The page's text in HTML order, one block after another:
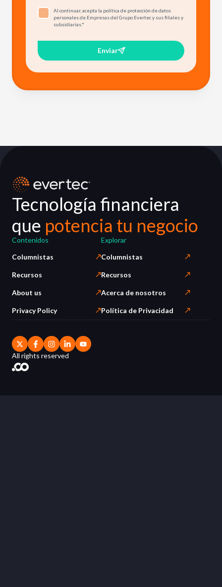
Al continuar, acepta la política de protección de datos
personales de Empresas del Grupo Evertec y sus filiales y
subsidiarias.*
Enviar
Tecnología financiera
que potencia tu negocio
Contenidos
Columnistas
Recursos
About us
Privacy Policy
Explorar
Columnistas
Recursos
Acerca de nosotros
Política de Privacidad
All rights reserved